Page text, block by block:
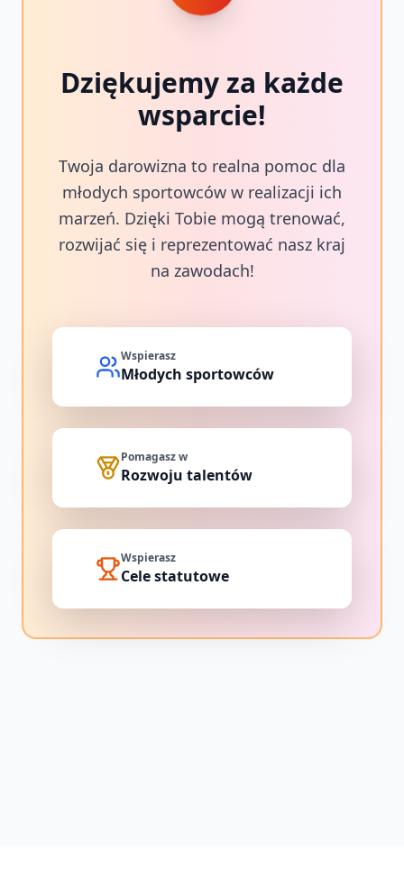
Dziękujemy za każde
wsparcie!
Twoja darowizna to realna pomoc dla
młodych sportowców w realizacji ich
marzeń. Dzięki Tobie mogą trenować,
rozwijać się i reprezentować nasz kraj
na zawodach!
Wspierasz
Młodych sportowców
Pomagasz w
Rozwoju talentów
Wspierasz
Cele statutowe